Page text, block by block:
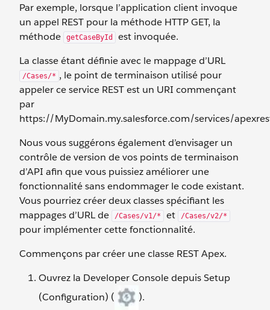
Par exemple, lorsque l’application client invoque
un appel REST pour la méthode HTTP GET, la
méthode
getCaseById
est invoquée.
La classe étant définie avec le mappage d’URL
/Cases/* , le point de terminaison utilisé pour
appeler ce service REST est un URI commençant
par
https://MyDomain.my.salesforce.com/services/
Nous vous suggérons également d’envisager un
contrôle de version de vos points de terminaison
d’API afin que vous puissiez améliorer une
fonctionnalité sans endommager le code existant.
Vous pourriez créer deux classes spécifiant les
mappages d’URL de
/Cases/v1/* et /Cases/v2/*
pour implémenter cette fonctionnalité.
Commençons par créer une classe REST Apex.
Ouvrez la Developer Console depuis Setup
(Configuration) (
).